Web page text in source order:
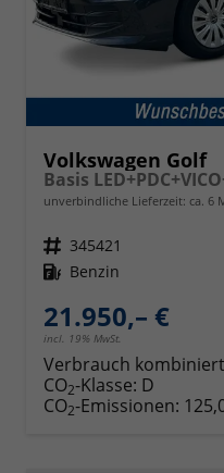
Volkswagen Golf
Basis
unverbindliche Lieferzeit: ca. 6
Fahrzeugnr. 345421
Kraftstoff Benzin
21.950,– €
incl. 19% MwSt.
Verbrauch
CO2-Klasse: D
CO2-Emissionen: